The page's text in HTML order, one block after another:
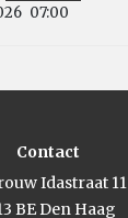
07:00
Contact
Idastraat 11
BE Den Haag